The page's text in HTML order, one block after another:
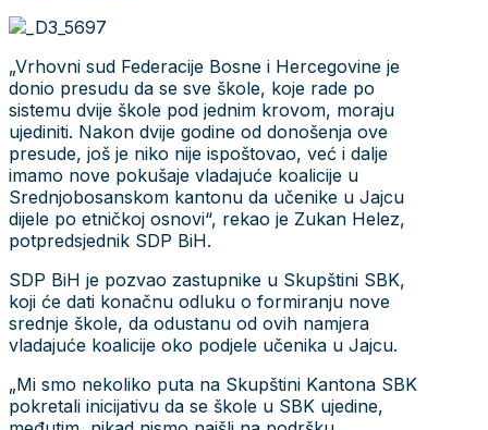
„Vrhovni sud Federacije Bosne i Hercegovine je
donio presudu da se sve škole, koje rade po
sistemu dvije škole pod jednim krovom, moraju
ujediniti. Nakon dvije godine od donošenja ove
presude, još je niko nije ispoštovao, već i dalje
imamo nove pokušaje vladajuće koalicije u
Srednjobosanskom kantonu da učenike u Jajcu
dijele po etničkoj osnovi“, rekao je Zukan Helez,
potpredsjednik SDP BiH.
SDP BiH je pozvao zastupnike u Skupštini SBK,
koji će dati konačnu odluku o formiranju nove
srednje škole, da odustanu od ovih namjera
vladajuće koalicije oko podjele učenika u Jajcu.
„Mi smo nekoliko puta na Skupštini Kantona SBK
pokretali inicijativu da se škole u SBK ujedine,